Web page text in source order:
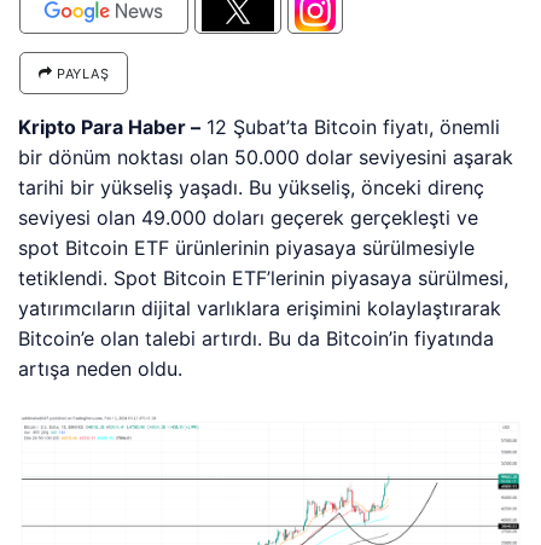
PAYLAŞ
Kripto Para Haber – 12 Şubat’ta Bitcoin fiyatı, önemli
bir dönüm noktası olan 50.000 dolar seviyesini aşarak
tarihi bir yükseliş yaşadı. Bu yükseliş, önceki direnç
seviyesi olan 49.000 doları geçerek gerçekleşti ve
spot Bitcoin ETF ürünlerinin piyasaya sürülmesiyle
tetiklendi. Spot Bitcoin ETF’lerinin piyasaya sürülmesi,
yatırımcıların dijital varlıklara erişimini kolaylaştırarak
Bitcoin’e olan talebi artırdı. Bu da Bitcoin’in fiyatında
artışa neden oldu.